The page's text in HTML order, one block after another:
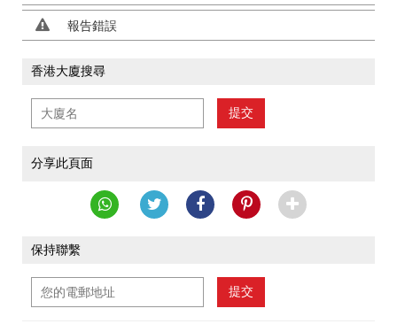
報告錯誤
香港大廈搜尋
提交
分享此頁面
保持聯繫
提交